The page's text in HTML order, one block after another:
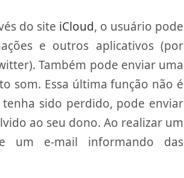
do site iCloud, o usuário pode
e outros aplicativos (por
Também pode enviar uma
som. Essa última função não é
sido perdido, pode enviar
ao seu dono. Ao realizar um
um e-mail informando das